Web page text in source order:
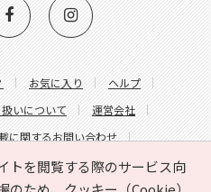
トを閲覧する際のサービス向
お気に入り
ヘルプ
いについて
運営会社
に関するお問い合わせ
するお問い合わせ